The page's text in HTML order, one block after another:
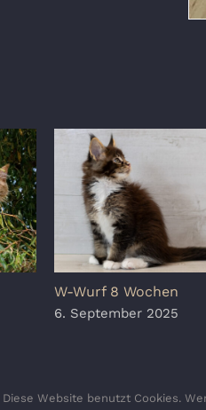
W-Wurf 8 Wochen
6. September 2025
Diese Website benutzt Cookies.